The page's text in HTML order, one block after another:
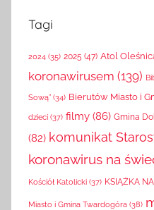
Tagi
2024 (35) 2025 (47) Atol
koronawirusem (139)
Sową” (34) Bierutów Miasto i
dzieci (37) filmy (86) Gmina
(82) komunikat
koronawirus na
Kościół Katolicki (37) KSIĄŻKA
Miasto i Gmina Twardogóra (38)